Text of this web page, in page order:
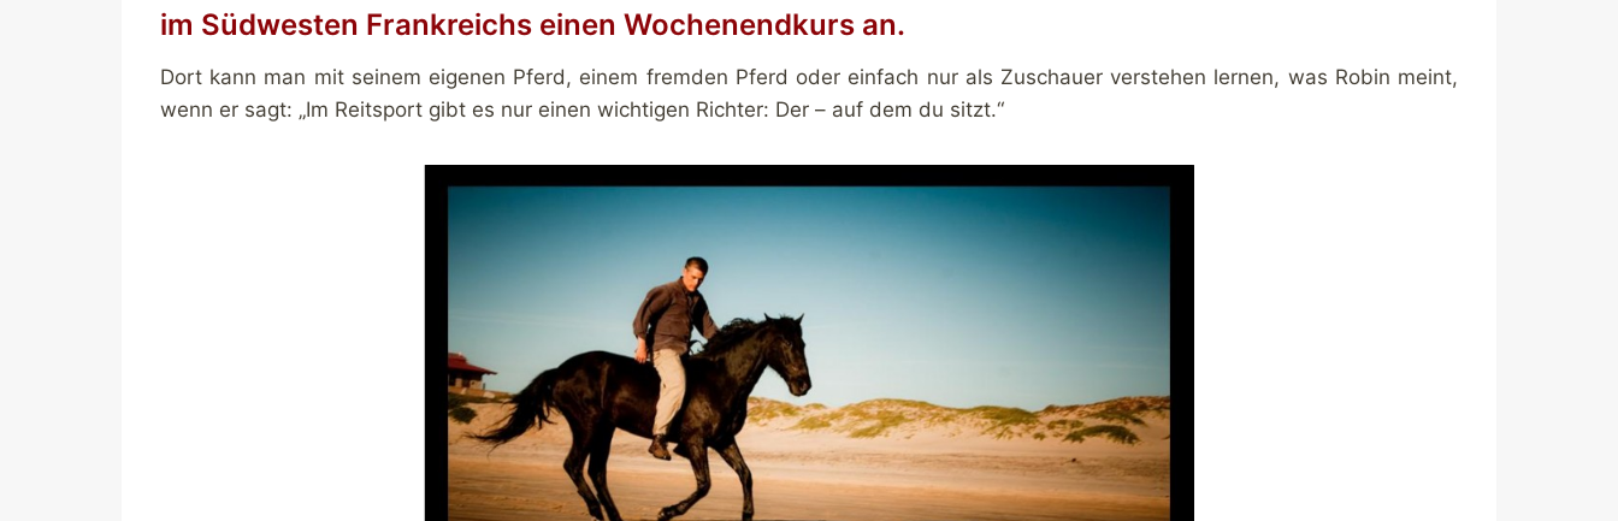
im Südwesten Frankreichs einen Wochenendkurs an.
Dort kann man mit seinem eigenen Pferd, einem fremden Pferd oder einfach nur als Zuschauer verstehen lernen, was Robin meint,
wenn er sagt: „Im Reitsport gibt es nur einen wichtigen Richter: Der – auf dem du sitzt.“